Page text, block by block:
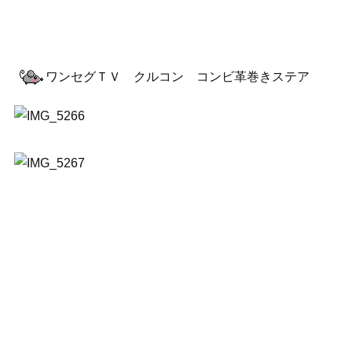
ワンセグＴＶ クルコン コンビ革巻きステア